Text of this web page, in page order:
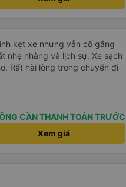
kẹt xe nhưng vẫn cố gắng
nhẹ nhàng và lịch sự. Xe sạch
Rất hài lòng trong chuyến đi
CẦN THANH TOÁN TRƯỚC
Xem giá